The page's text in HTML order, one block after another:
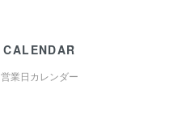
CALENDAR
営業日カレンダー